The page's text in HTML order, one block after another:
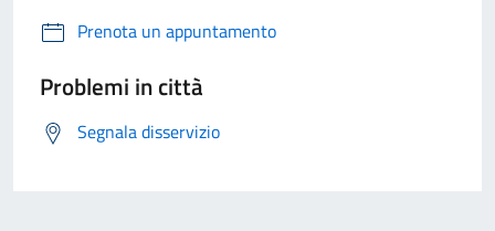
Prenota un appuntamento
Problemi in città
Segnala disservizio